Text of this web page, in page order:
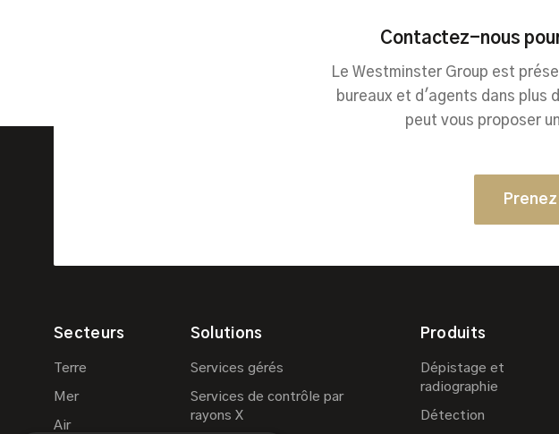
Contactez-nous
Le Westminster Group est
bureaux et d'agents dans plus
peut vous proposer
Secteurs
Terre
Mer
Air
Solutions
Services gérés
Services de contrôle par
rayons X
Produits
Dépistage et
radiographie
Détection